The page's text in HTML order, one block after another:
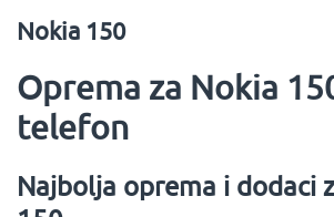
Nokia 150
Oprema za Nokia
telefon
Najbolja oprema i dodaci